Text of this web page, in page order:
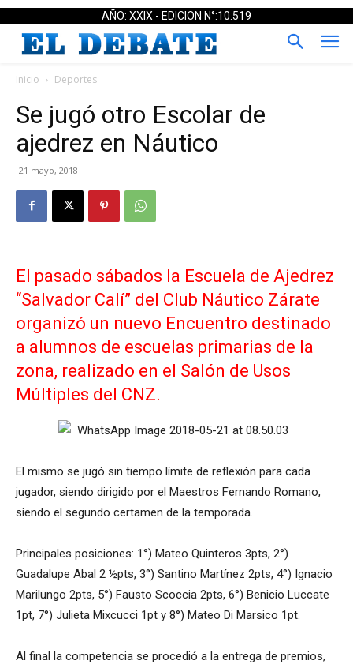
AÑO: XXIX - EDICION N°:10.519
Inicio Deportes
Se jugó otro Escolar de
ajedrez en Náutico
21 mayo, 2018
El pasado sábados la Escuela de Ajedrez
“Salvador Calí” del Club Náutico Zárate
organizó un nuevo Encuentro destinado
a alumnos de escuelas primarias de la
zona, realizado en el Salón de Usos
Múltiples del CNZ.
El mismo se jugó sin tiempo límite de reflexión para cada
jugador, siendo dirigido por el Maestros Fernando Romano,
siendo el segundo certamen de la temporada.
Principales posiciones: 1°) Mateo Quinteros 3pts, 2°)
Guadalupe Abal 2 ½pts, 3°) Santino Martínez 2pts, 4°) Ignacio
Marilungo 2pts, 5°) Fausto Scoccia 2pts, 6°) Benicio Luccate
1pt, 7°) Julieta Mixcucci 1pt y 8°) Mateo Di Marsico 1pt.
Al final la competencia se procedió a la entrega de premios,